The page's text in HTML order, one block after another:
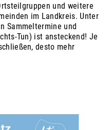
und weitere
im Landkreis. Unter
Sammeltermine und
Tun) ist ansteckend! Je
desto mehr